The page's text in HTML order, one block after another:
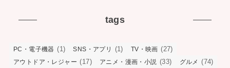
tags
PC・電子機器 (1) SNS・アプリ (1) TV・映画 (27)
アウトドア・レジャー (17) アニメ・漫画・小説 (33) グルメ (74)